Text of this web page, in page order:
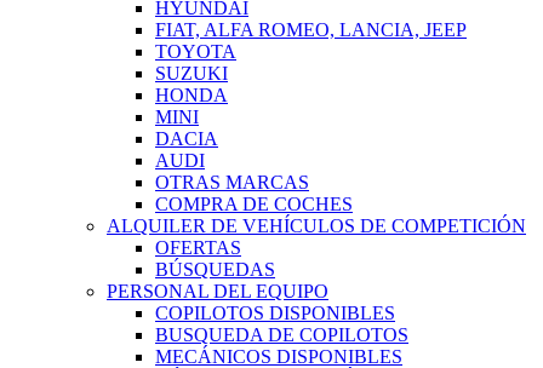
HYUNDAI
FIAT, ALFA ROMEO, LANCIA, JEEP
TOYOTA
SUZUKI
HONDA
MINI
DACIA
AUDI
OTRAS MARCAS
COMPRA DE COCHES
ALQUILER DE VEHÍCULOS DE COMPETICIÓN
OFERTAS
BÚSQUEDAS
PERSONAL DEL EQUIPO
COPILOTOS DISPONIBLES
BUSQUEDA DE COPILOTOS
MECÁNICOS DISPONIBLES